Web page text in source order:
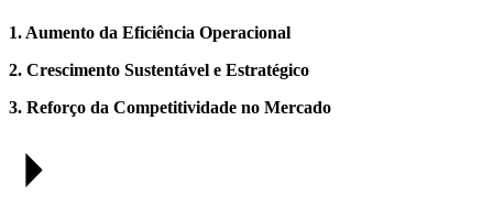
1. Aumento da Eficiência Operacional
2. Crescimento Sustentável e Estratégico
3. Reforço da Competitividade no Mercado